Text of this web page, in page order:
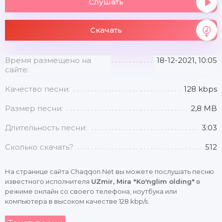
Скачать
Время размещено на
сайте:
18-12-2021, 10:05
Качество песни: 128 kbps
Размер песни: 2,8 MB
Длительность песни: 3:03
Сколько скачать? 512
На странице сайта Chaqqon.Net вы можете послушать песню
известного исполнителя UZmir, Mira "Ko'nglim olding" в
режиме онлайн со своего телефона, ноутбука или
компьютера в высоком качестве 128 kbp/s.